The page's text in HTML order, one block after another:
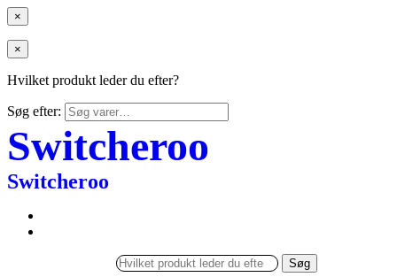
×
×
Hvilket produkt leder du efter?
Søg efter:
Switcheroo
Switcheroo
Søg